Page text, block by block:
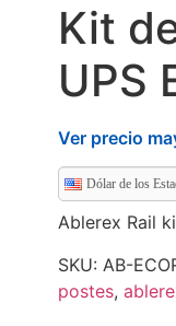
Kit
UPS
Ver precio
Dólar de los
Ablerex Rail
SKU: AB-
postes,